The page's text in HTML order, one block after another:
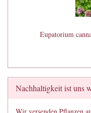
Eupatorium
Nachhaltigkeit ist uns